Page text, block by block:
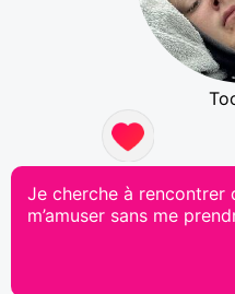
Je cherche à rencontrer
m’amuser sans me